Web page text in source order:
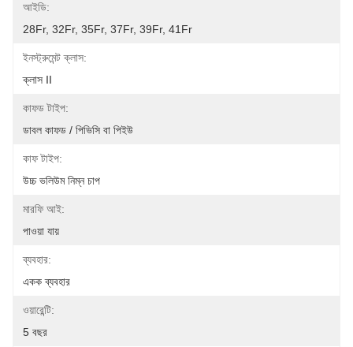
আইডি:
28Fr, 32Fr, 35Fr, 37Fr, 39Fr, 41Fr
ইনস্ট্রুমেন্ট ক্লাস:
ক্লাস II
কাফড টাইপ:
ডাবল কাফড / পিভিসি বা পিইউ
কাফ টাইপ:
উচ্চ ভলিউম নিম্ন চাপ
মারফি আই:
পাওয়া যায়
ব্যবহার:
একক ব্যবহার
ওয়ারেন্টি:
5 বছর